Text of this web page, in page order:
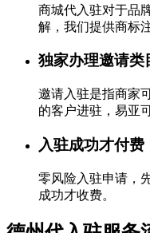
商城代入驻对于品
解，我们提供商标
独家办理邀请类
邀请入驻是指商家
的客户进驻，易亚
入驻成功才付费
零风险入驻申请，
成功才收费。